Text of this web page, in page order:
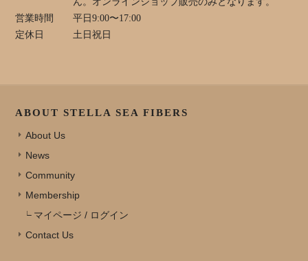
営業時間
平日9:00〜17:00
定休日
土日祝日
ABOUT STELLA SEA FIBERS
About Us
News
Community
Membership
マイページ / ログイン
Contact Us